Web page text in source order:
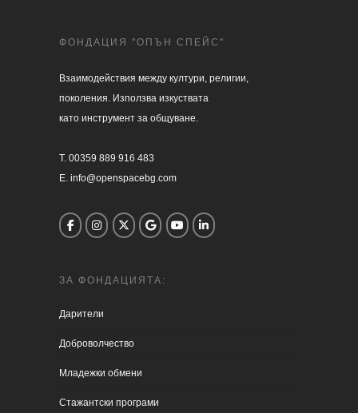
ФОНДАЦИЯ "ОПЪН СПЕЙС"
Взаимодействия между култури, религии,
поколения. Използва изкуствата
като инструмент за общуване.
T. 00359 889 916 483
E. info@openspacebg.com
ЗА ФОНДАЦИЯТА:
Дарители
Доброволчество
Младежки обмени
Стажантски програми